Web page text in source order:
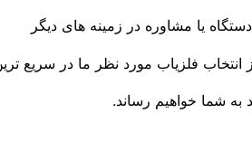
یا مشاوره در زمینه های دیگر
فلزیاب مورد نظر ما در سریع
شما خواهیم رساند.